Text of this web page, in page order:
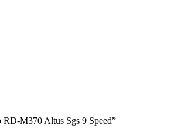
RD-M370 Altus Sgs 9 Speed”